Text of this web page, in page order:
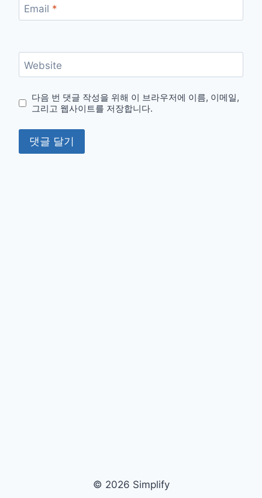
Email *
Website
다음 번 댓글 작성을 위해 이 브라우저에 이름, 이메일,
그리고 웹사이트를 저장합니다.
© 2026 Simplify